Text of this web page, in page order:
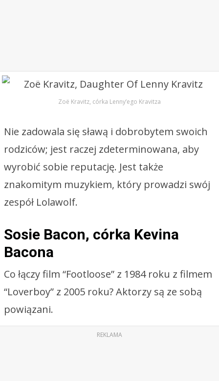
Zoë Kravitz, córka Lenny’ego Kravitza
Nie zadowala się sławą i dobrobytem swoich
rodziców; jest raczej zdeterminowana, aby
wyrobić sobie reputację. Jest także
znakomitym muzykiem, który prowadzi swój
zespół Lolawolf.
Sosie Bacon, córka Kevina
Bacona
Co łączy film “Footloose” z 1984 roku z filmem
“Loverboy” z 2005 roku? Aktorzy są ze sobą
powiązani.
REKLAMA